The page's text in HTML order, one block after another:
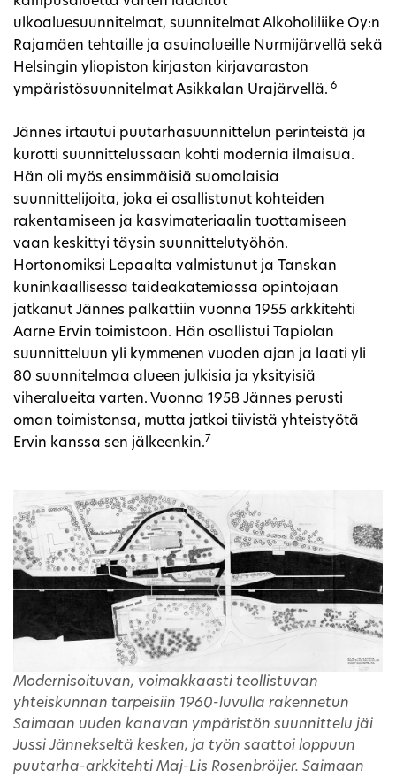
ulkoaluesuunnitelmat, suunnitelmat Alkoholiliike Oy:n
Rajamäen tehtaille ja asuinalueille Nurmijärvellä sekä
Helsingin yliopiston kirjaston kirjavaraston
ympäristösuunnitelmat Asikkalan Urajärvellä. 6
Jännes irtautui puutarhasuunnittelun perinteistä ja
kurotti suunnittelussaan kohti modernia ilmaisua.
Hän oli myös ensimmäisiä suomalaisia
suunnittelijoita, joka ei osallistunut kohteiden
rakentamiseen ja kasvimateriaalin tuottamiseen
vaan keskittyi täysin suunnittelutyöhön.
Hortonomiksi Lepaalta valmistunut ja Tanskan
kuninkaallisessa taideakatemiassa opintojaan
jatkanut Jännes palkattiin vuonna 1955 arkkitehti
Aarne Ervin toimistoon. Hän osallistui Tapiolan
suunnitteluun yli kymmenen vuoden ajan ja laati yli
80 suunnitelmaa alueen julkisia ja yksityisiä
viheralueita varten. Vuonna 1958 Jännes perusti
oman toimistonsa, mutta jatkoi tiivistä yhteistyötä
Ervin kanssa sen jälkeenkin.7
Modernisoituvan, voimakkaasti teollistuvan
yhteiskunnan tarpeisiin 1960-luvulla rakennetun
Saimaan uuden kanavan ympäristön suunnittelu jäi
Jussi Jännekseltä kesken, ja työn saattoi loppuun
puutarha-arkkitehti Maj-Lis Rosenbröijer. Saimaan